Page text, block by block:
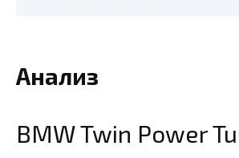
Анализ
BMW Twin Power